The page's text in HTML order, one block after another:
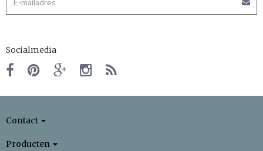
Socialmedia
Contact
Producten